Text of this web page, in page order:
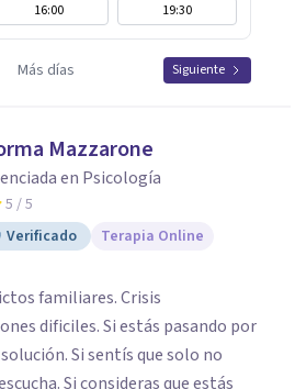
16:00 19:30
Más días Siguiente
Mazzarone
en Psicología
5 / 5
Verificado
Terapia Online
familiares. Crisis
dificiles. Si estás pasando por
Si sentís que solo no
Si consideras que estás